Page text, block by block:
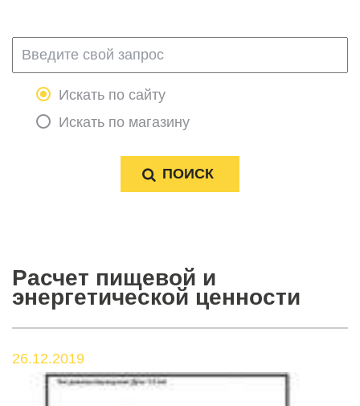
Искать по сайту
Искать по магазину
Расчет пищевой и
энергетической ценности
26.12.2019